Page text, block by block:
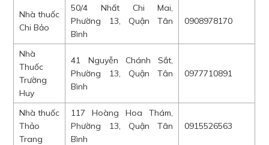
Nhà thuốc
Chi Bảo
50/4 Nhất Chi Mai,
Phường 13, Quận Tân
Bình
0908978170
Nhà
Thuốc
Trường
Huy
41 Nguyễn Chánh Sắt,
Phường 13, Quận Tân
Bình
0977710891
Nhà thuốc
Thảo
Trang
117 Hoàng Hoa Thám,
Phường 13, Quận Tân
Bình
0915526563